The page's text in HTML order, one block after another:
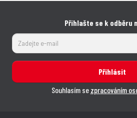
Přihlašte se k odběru
Přihlásit
Souhlasím se zpracováním